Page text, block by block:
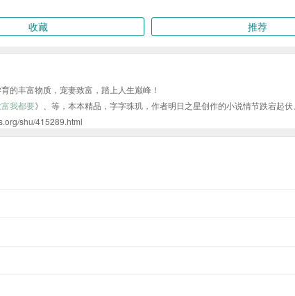
收藏 推荐
的丰富物质，宠妻致富，踏上人生巅峰！
我都要》、等，本本精品，字字珠玑，作者明日之星创作的小说情节跌宕起伏
shu/415289.html